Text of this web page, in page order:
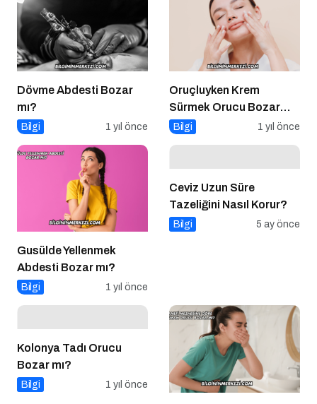
Dövme Abdesti Bozar
mı?
Bilgi 1 yıl önce
Oruçluyken Krem
Sürmek Orucu Bozar
mı?
Bilgi 1 yıl önce
Gusülde Yellenmek
Abdesti Bozar mı?
Bilgi 1 yıl önce
Ceviz Uzun Süre
Tazeliğini Nasıl Korur?
Bilgi 5 ay önce
Kolonya Tadı Orucu
Bozar mı?
Bilgi 1 yıl önce